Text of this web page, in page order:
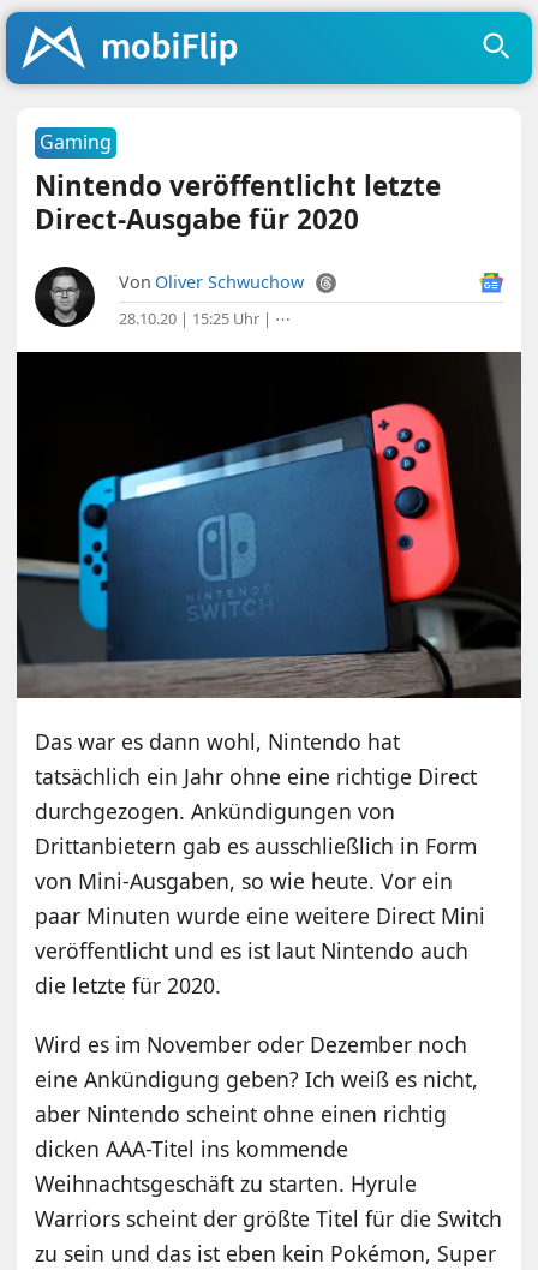
Gaming
Nintendo veröffentlicht letzte
Direct-Ausgabe für 2020
Von Oliver Schwuchow
28.10.20 | 15:25 Uhr | ⋯
Das war es dann wohl, Nintendo hat
tatsächlich ein Jahr ohne eine richtige Direct
durchgezogen. Ankündigungen von
Drittanbietern gab es ausschließlich in Form
von Mini-Ausgaben, so wie heute. Vor ein
paar Minuten wurde eine weitere Direct Mini
veröffentlicht und es ist laut Nintendo auch
die letzte für 2020.
Wird es im November oder Dezember noch
eine Ankündigung geben? Ich weiß es nicht,
aber Nintendo scheint ohne einen richtig
dicken AAA-Titel ins kommende
Weihnachtsgeschäft zu starten. Hyrule
Warriors scheint der größte Titel für die Switch
zu sein und das ist eben kein Pokémon, Super